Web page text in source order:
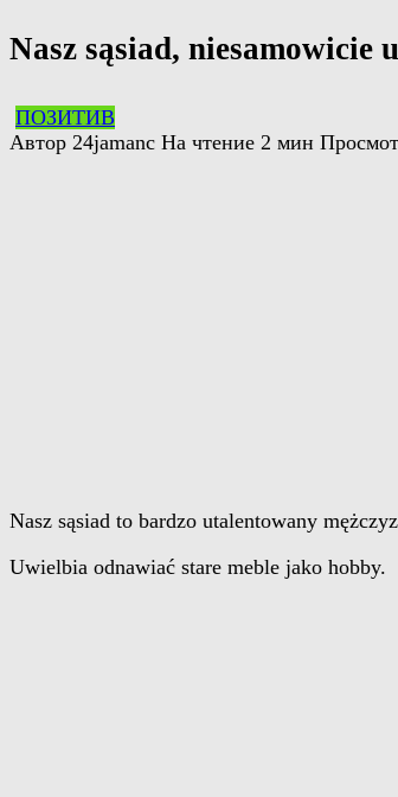
Nasz sąsiad,
ПОЗИТИВ
Автор 24jamanc На чтение 2 мин
Nasz sąsiad to bardzo utalentowany
Uwielbia odnawiać stare meble jako hobby.